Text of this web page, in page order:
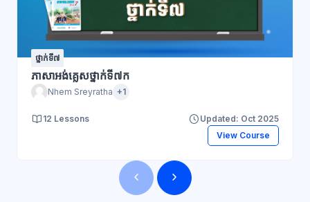
ថ្នាក់ទី៧
ភាសាអង់គ្លេសថ្នាក់ទី៧ក
Nhem Sreyratha +1
12 Lessons
Updated: Oct 2025
View Course